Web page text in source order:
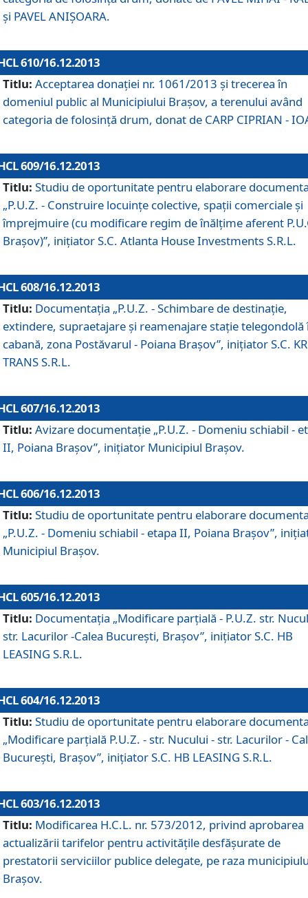
şi PAVEL ANIŞOARA.
610/16.12.2013
Titlu: Acceptarea donaţiei nr. 1061/2013 şi trecerea în
domeniul public al Municipiului Braşov, a terenului având
categoria de folosinţă drum, donat de CARP CIPRIAN -
609/16.12.2013
Titlu: Studiu de oportunitate pentru elaborare
„P.U.Z. - Construire locuinţe colective, spaţii comerciale şi
împrejmuire (cu modificare regim de înălţime aferent
Braşov)”, iniţiator S.C. Atlanta House Investments S.R.L.
608/16.12.2013
Titlu: Documentaţia „P.U.Z. - Schimbare de destinaţie,
extindere, supraetajare şi reamenajare staţie telegondolă
cabană, zona Postăvarul - Poiana Braşov”, iniţiator S.C.
TRANS S.R.L.
607/16.12.2013
Titlu: Avizare documentaţie „P.U.Z. - Domeniu schiabil -
II, Poiana Braşov”, iniţiator Municipiul Braşov.
606/16.12.2013
Titlu: Studiu de oportunitate pentru elaborare
„P.U.Z. - Domeniu schiabil - etapa II, Poiana Braşov”,
Municipiul Braşov.
605/16.12.2013
Titlu: Documentaţia „Modificare parţială - P.U.Z. str.
str. Lacurilor -Calea Bucureşti, Braşov”, iniţiator S.C. HB
LEASING S.R.L.
604/16.12.2013
Titlu: Studiu de oportunitate pentru elaborare
„Modificare parţială P.U.Z. - str. Nucului - str. Lacurilor -
Bucureşti, Braşov”, iniţiator S.C. HB LEASING S.R.L.
603/16.12.2013
Titlu: Modificarea H.C.L. nr. 573/2012, privind aprobarea
actualizării tarifelor pentru activităţile desfăşurate de
prestatorii serviciilor publice delegate, pe raza
Braşov.